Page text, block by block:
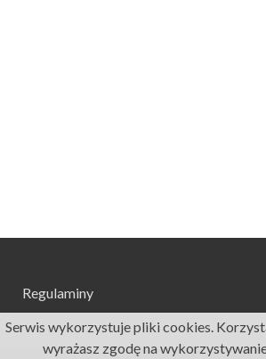
Regulaminy
Serwis wykorzystuje pliki cookies.
wyrażasz zgodę na